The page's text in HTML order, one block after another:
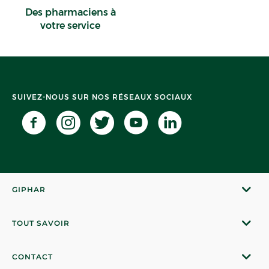
Des pharmaciens à
votre service
SUIVEZ-NOUS SUR NOS RÉSEAUX SOCIAUX
GIPHAR
TOUT SAVOIR
CONTACT